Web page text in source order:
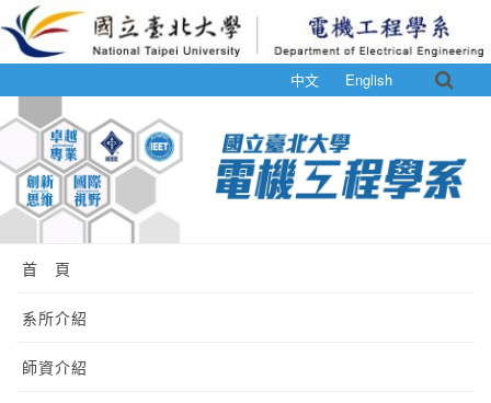
中文 English
首 頁
系所介紹
師資介紹